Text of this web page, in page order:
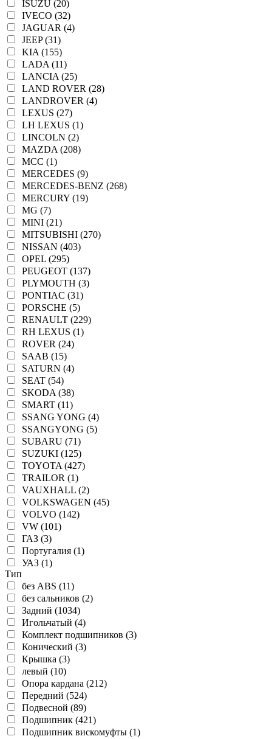
ISUZU (20)
IVECO (32)
JAGUAR (4)
JEEP (31)
KIA (155)
LADA (11)
LANCIA (25)
LAND ROVER (28)
LANDROVER (4)
LEXUS (27)
LH LEXUS (1)
LINCOLN (2)
MAZDA (208)
MCC (1)
MERCEDES (9)
MERCEDES-BENZ (268)
MERCURY (19)
MG (7)
MINI (21)
MITSUBISHI (270)
NISSAN (403)
OPEL (295)
PEUGEOT (137)
PLYMOUTH (3)
PONTIAC (31)
PORSCHE (5)
RENAULT (229)
RH LEXUS (1)
ROVER (24)
SAAB (15)
SATURN (4)
SEAT (54)
SKODA (38)
SMART (11)
SSANG YONG (4)
SSANGYONG (5)
SUBARU (71)
SUZUKI (125)
TOYOTA (427)
TRAILOR (1)
VAUXHALL (2)
VOLKSWAGEN (45)
VOLVO (142)
VW (101)
ГАЗ (3)
Португалия (1)
УАЗ (1)
Тип
без ABS (11)
без сальников (2)
Задний (1034)
Игольчатый (4)
Комплект подшипников (3)
Конический (3)
Крышка (3)
левый (10)
Опора кардана (212)
Передний (524)
Подвесной (89)
Подшипник (421)
Подшипник вискомуфты (1)